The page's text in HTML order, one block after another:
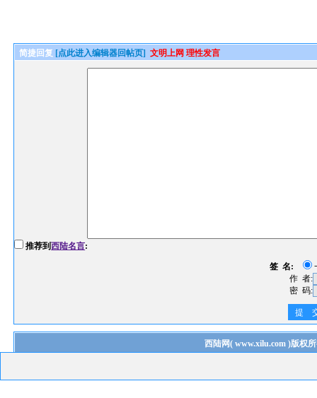
简捷回复 [点此进入编辑器回帖页] 文明上网 理性发言
推荐到西陆名言:
签 名:
作 者:
密 码:
提
西陆网( www.xilu.com)版权